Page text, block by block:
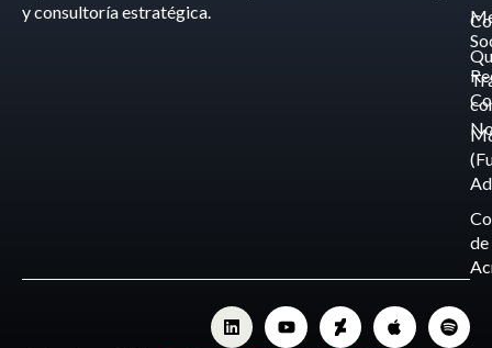
y consultoría estratégica.
de